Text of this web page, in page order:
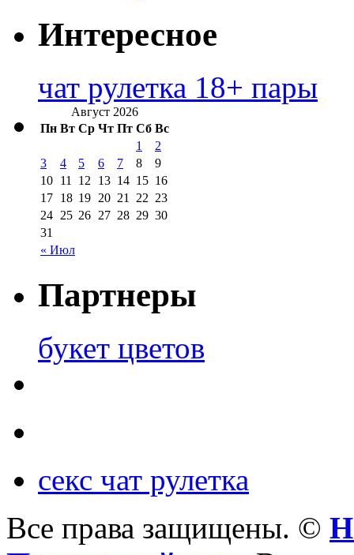
Интересное
чат рулетка 18+ пары
Август 2026
Пн Вт Ср Чт Пт Сб Вс
« Июл
1
2
3
4 5 6 7 8
9
10 11 12 13 14 15 16
17 18 19 20 21 22 23
24 25 26 27 28 29 30
31
Партнеры
букет цветов
секс чат рулетка
Все права защищены. ©